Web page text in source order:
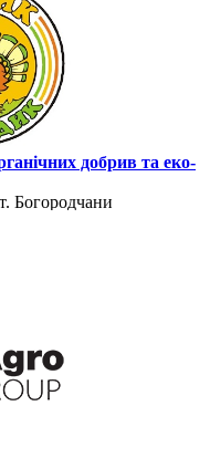
добрив та еко-
Богородчани